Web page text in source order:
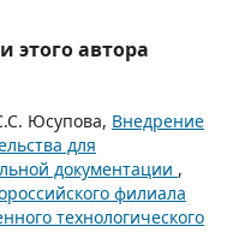
этого автора
Юсупова, Внедрение
для
документации ,
филиала
технологического